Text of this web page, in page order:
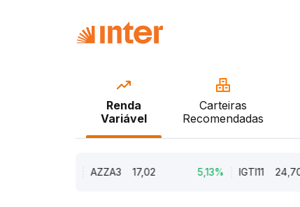
Renda
Variável
Carteiras
Recomendadas
AZZA3 17,02 5,13% IGTI11 24,70